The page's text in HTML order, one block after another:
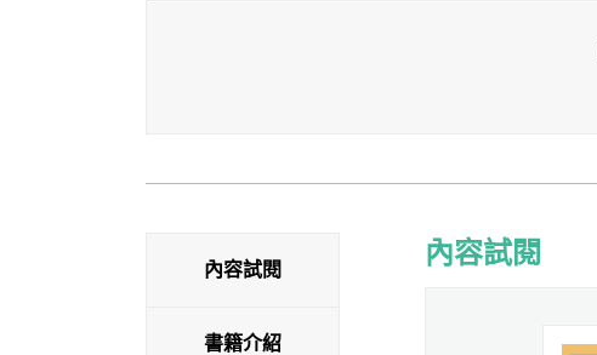
內容試閱
書籍介紹
內容試閱